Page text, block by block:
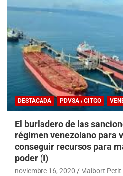
DESTACADA PDVSA / CITGO
El burladero de las
régimen venezolano para
conseguir recursos para
poder (I)
noviembre 16, 2020 Maibort Petit